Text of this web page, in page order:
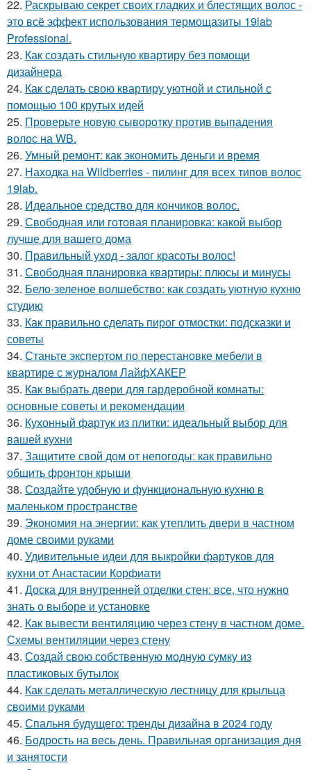
22. Раскрываю секрет своих гладких и блестящих волос -
это всё эффект использования термощазиты 19lab
Professional.
23. Как создать стильную квартиру без помощи
дизайнера
24. Как сделать свою квартиру уютной и стильной с
помощью 100 крутых идей
25. Проверьте новую сыворотку против выпадения
волос на WB.
26. Умный ремонт: как экономить деньги и время
27. Находка на Wildberries - пилинг для всех типов волос
19lab.
28. Идеальное средство для кончиков волос.
29. Свободная или готовая планировка: какой выбор
лучше для вашего дома
30. Правильный уход - залог красоты волос!
31. Свободная планировка квартиры: плюсы и минусы
32. Бело-зеленое волшебство: как создать уютную кухню
студию
33. Как правильно сделать пирог отмостки: подсказки и
советы
34. Станьте экспертом по перестановке мебели в
квартире с журналом ЛайфХАКЕР
35. Как выбрать двери для гардеробной комнаты:
основные советы и рекомендации
36. Кухонный фартук из плитки: идеальный выбор для
вашей кухни
37. Защитите свой дом от непогоды: как правильно
обшить фронтон крыши
38. Создайте удобную и функциональную кухню в
маленьком пространстве
39. Экономия на энергии: как утеплить двери в частном
доме своими руками
40. Удивительные идеи для выкройки фартуков для
кухни от Анастасии Корфиати
41. Доска для внутренней отделки стен: все, что нужно
знать о выборе и установке
42. Как вывести вентиляцию через стену в частном доме.
Схемы вентиляции через стену
43. Создай свою собственную модную сумку из
пластиковых бутылок
44. Как сделать металлическую лестницу для крыльца
своими руками
45. Спальня будущего: тренды дизайна в 2024 году
46. Бодрость на весь день. Правильная организация дня
и занятости